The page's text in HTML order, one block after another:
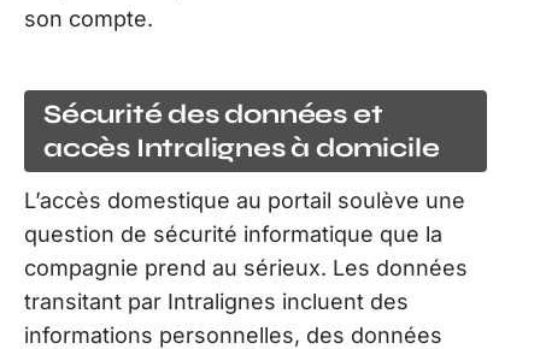
son compte.
Sécurité des données et
accès Intralignes à domicile
L’accès domestique au portail soulève une
question de sécurité informatique que la
compagnie prend au sérieux. Les données
transitant par Intralignes incluent des
informations personnelles, des données